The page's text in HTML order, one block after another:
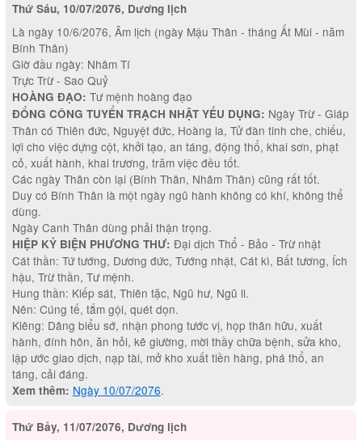
Thứ Sáu, 10/07/2076, Dương lịch
Là ngày 10/6/2076, Âm lịch (ngày Mậu Thân - tháng Ất Mùi - năm
Bính Thân)
Giờ đầu ngày: Nhâm Tí
Trực Trừ - Sao Quỷ
HOÀNG ĐẠO: Tư mệnh hoàng đạo
ĐỔNG CÔNG TUYỂN TRẠCH NHẬT YẾU DỤNG: Ngày Trừ - Giáp
Thân có Thiên đức, Nguyệt đức, Hoàng la, Tử đàn tinh che, chiếu,
lợi cho việc dựng cột, khởi tạo, an táng, động thổ, khai sơn, phạt
cỏ, xuất hành, khai trương, trăm việc đều tốt.
Các ngày Thân còn lại (Bính Thân, Nhâm Thân) cũng rất tốt.
Duy có Bính Thân là một ngày ngũ hành không có khí, không thể
dùng.
Ngày Canh Thân dùng phải thận trọng.
HIỆP KỶ BIỆN PHƯƠNG THƯ: Đại dịch Thổ - Bảo - Trừ nhật
Cát thần: Tứ tướng, Dương đức, Tướng nhật, Cát kì, Bất tương, Ích
hậu, Trừ thần, Tư mệnh.
Hung thần: Kiếp sát, Thiên tặc, Ngũ hư, Ngũ li.
Nên: Cúng tế, tắm gội, quét dọn.
Kiêng: Dâng biểu sớ, nhận phong tước vị, họp thân hữu, xuất
hành, đính hôn, ăn hỏi, kê giường, mời thầy chữa bệnh, sửa kho,
lập ước giao dịch, nạp tài, mở kho xuất tiền hàng, phá thổ, an
táng, cải đáng.
Xem thêm: Ngày 10/07/2076.
Thứ Bảy, 11/07/2076, Dương lịch